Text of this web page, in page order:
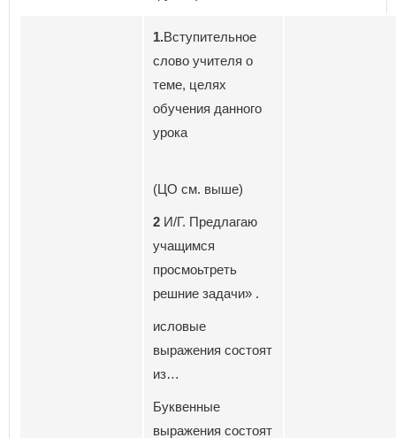
1.Вступительное
слово учителя о
теме, целях
обучения данного
урока
(ЦО см. выше)
2 И/Г. Предлагаю
учащимся
просмоьтреть
решние задачи» .
исловые
выражения состоят
из…
Буквенные
выражения состоят